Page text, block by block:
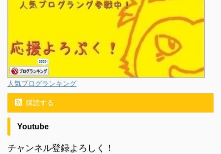
人気ブログランキング
購読する
Youtube
チャンネル登録よろしく！